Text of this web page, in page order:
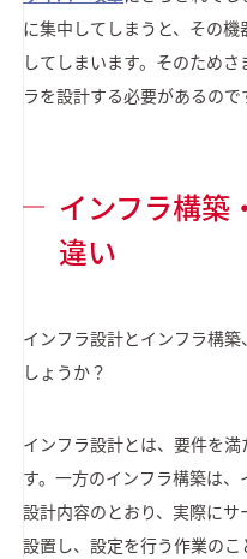
に集中してしまうと、その
してしまいます。そのため
ラを設計する必要があるので
インフラ構築
違い
インフラ設計とインフラ構
しょうか？
インフラ設計とは、要件を
す。一方のインフラ構築は
設計内容のとおり、実際に
設置し、設定を行う作業の